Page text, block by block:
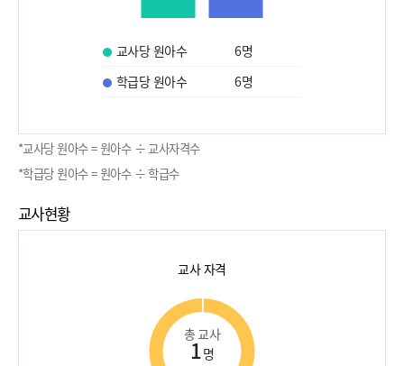
교사당 원아수 6명
학급당 원아수
6명
*교사당 원아수 = 원아수 ÷ 교사자격수
*학급당 원아수 = 원아수 ÷ 학급수
교사현황
교사 자격
총 교사
1명